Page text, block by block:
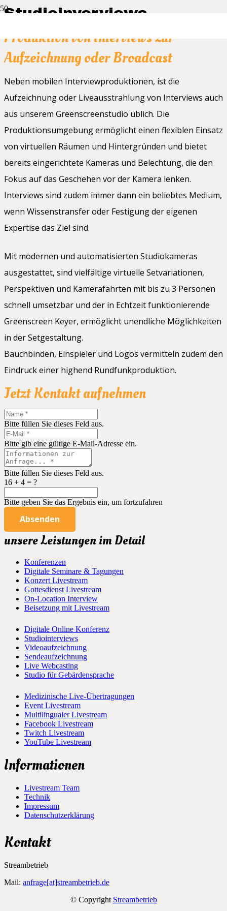
Studioinverviews
Produktion von Interviews zur
Aufzeichnung oder Broadcast
Neben mobilen Interviewproduktionen, ist die
Aufzeichnung oder Liveausstrahlung von Interviews auch
aus unserem Greenscreenstudio üblich. Die
Produktionsumgebung ermöglicht einen flexiblen Einsatz
von virtuellen Räumen und Hintergründen und bietet
bereits eingerichtete Kameras und Belechtung, die den
Fokus auf das Geschehen vor der Kamera lenken.
Interviews sind zudem immer dann ein beliebtes Medium,
wenn Wissenstransfer oder Festigung der eigenen
Expertise das Ziel sind.
Mit modernen und automatisierten Studiokameras
ausgestattet, sind vielfältige virtuelle Setvariationen,
Perspektiven und Kamerafahrten mit bis zu 3 Personen
schnell umsetzbar und der in Echtzeit funktionierende
Greenscreen Keyer, ermöglicht unendliche Möglichkeiten
in der Setgestaltung.
Bauchbinden, Einspieler und Logos vermitteln zudem den
Eindruck einer highend Rundfunkproduktion.
Jetzt Kontakt aufnehmen
Bitte füllen Sie dieses Feld aus.
Bitte gib eine gültige E-Mail-Adresse ein.
Bitte füllen Sie dieses Feld aus.
16 + 4 = ?
Bitte geben Sie das Ergebnis ein, um fortzufahren
Absenden
unsere Leistungen im Detail
Konferenzen
Digitale Seminare & Tagungen
Konzert Livestream
Gottesdienst Livestream
On-Location Interview
Beisetzung mit Livestream
Digitale Online Konferenz
Studiointerviews
Videoaufzeichnung
Sendeaufzeichnung
Live Webcasting
Studio für Gebärdensprache
Medizinische Live-Übertragungen
Event Livestream
Multilingualer Livestream
Facebook Livestream
Twitch Livestream
YouTube Livestream
Informationen
Livestream Team
Technik
Impressum
Datenschutzerklärung
Kontakt
Streambetrieb
Mail: anfrage[at]streambetrieb.de
© Copyright Streambetrieb